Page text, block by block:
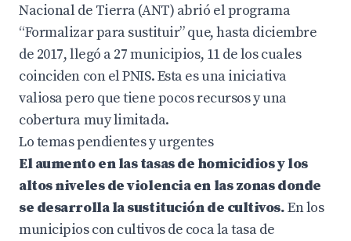
Nacional de Tierra (ANT) abrió el programa
“Formalizar para sustituir” que, hasta diciembre
de 2017, llegó a 27 municipios, 11 de los cuales
coinciden con el PNIS. Esta es una iniciativa
valiosa pero que tiene pocos recursos y una
cobertura muy limitada.
Lo temas pendientes y urgentes
El aumento en las tasas de homicidios y los
altos niveles de violencia en las zonas donde
se desarrolla la sustitución de cultivos.En los
municipios con cultivos de coca la tasa de